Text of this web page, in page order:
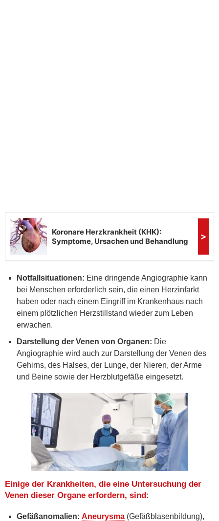
Notfallsituationen: Eine dringende Angiographie kann
bei Menschen erforderlich sein, die einen Herzinfarkt
haben oder nach einem Eingriff im Krankenhaus nach
einem plötzlichen Herzstillstand wieder zum Leben
erwachen.
Darstellung der Venen von Organen: Die
Angiographie wird auch zur Darstellung der Venen des
Gehirns, des Halses, der Lunge, der Nieren, der Arme
und Beine sowie der Herzblutgefäße eingesetzt.
Einige der Krankheiten, die eine Untersuchung der
Venen dieser Organe erfordern, sind:
Gefäßanomalien: Aneurysma (Gefäßblasenbildung),